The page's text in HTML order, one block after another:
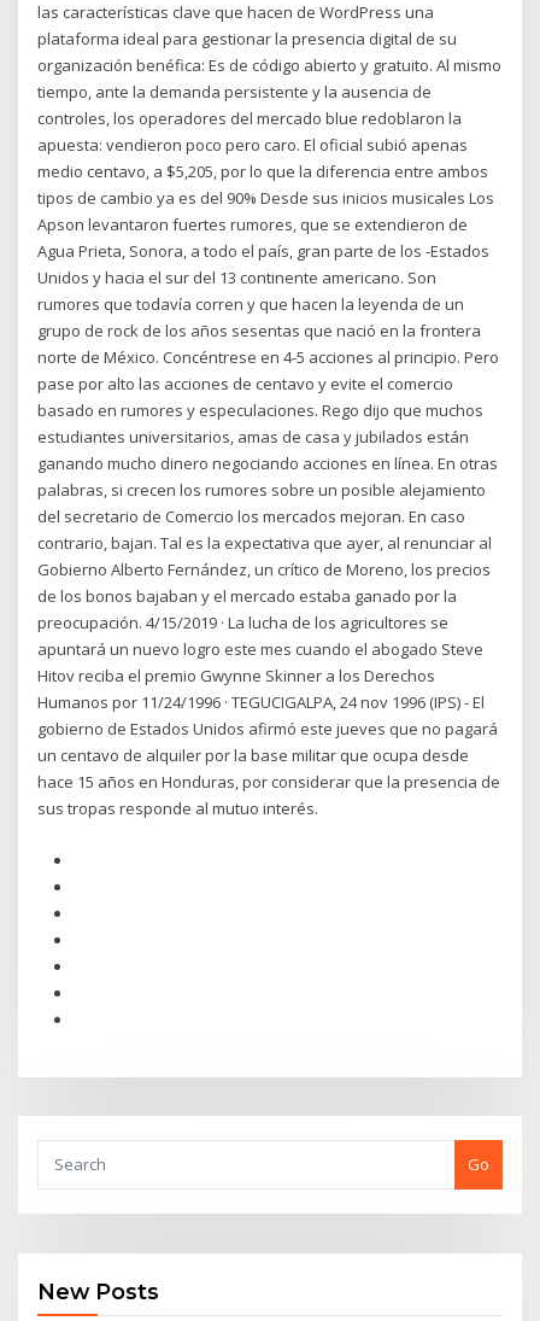
las características clave que hacen de WordPress una
plataforma ideal para gestionar la presencia digital de su
organización benéfica: Es de código abierto y gratuito. Al mismo
tiempo, ante la demanda persistente y la ausencia de
controles, los operadores del mercado blue redoblaron la
apuesta: vendieron poco pero caro. El oficial subió apenas
medio centavo, a $5,205, por lo que la diferencia entre ambos
tipos de cambio ya es del 90% Desde sus inicios musicales Los
Apson levantaron fuertes rumores, que se extendieron de
Agua Prieta, Sonora, a todo el país, gran parte de los -Estados
Unidos y hacia el sur del 13 continente americano. Son
rumores que todavía corren y que hacen la leyenda de un
grupo de rock de los años sesentas que nació en la frontera
norte de México. Concéntrese en 4-5 acciones al principio. Pero
pase por alto las acciones de centavo y evite el comercio
basado en rumores y especulaciones. Rego dijo que muchos
estudiantes universitarios, amas de casa y jubilados están
ganando mucho dinero negociando acciones en línea. En otras
palabras, si crecen los rumores sobre un posible alejamiento
del secretario de Comercio los mercados mejoran. En caso
contrario, bajan. Tal es la expectativa que ayer, al renunciar al
Gobierno Alberto Fernández, un crítico de Moreno, los precios
de los bonos bajaban y el mercado estaba ganado por la
preocupación. 4/15/2019 · La lucha de los agricultores se
apuntará un nuevo logro este mes cuando el abogado Steve
Hitov reciba el premio Gwynne Skinner a los Derechos
Humanos por 11/24/1996 · TEGUCIGALPA, 24 nov 1996 (IPS) - El
gobierno de Estados Unidos afirmó este jueves que no pagará
un centavo de alquiler por la base militar que ocupa desde
hace 15 años en Honduras, por considerar que la presencia de
sus tropas responde al mutuo interés.
Go
New Posts